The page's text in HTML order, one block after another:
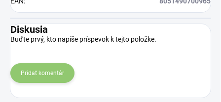
Diskusia
Buďte prvý, kto napíše príspevok k tejto položke.
Pridať komentár